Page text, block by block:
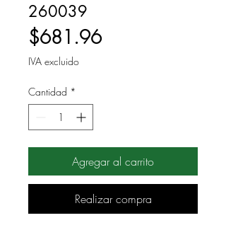
260039
$681.96Precio
IVA excluido
Cantidad *
Agregar al carrito
Realizar compra